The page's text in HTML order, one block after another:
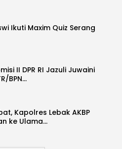
Ikuti Maxim Quiz Serang
II DPR RI Jazuli Juwaini
BPN…
Kapolres Lebak AKBP
ke Ulama…